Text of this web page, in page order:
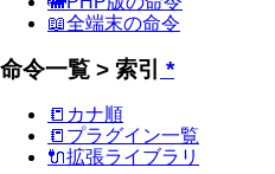
📖全端末の命令
命令一覧 > 索引 *
📒カナ順
📒プラグイン一覧
🔌拡張ライブラリ